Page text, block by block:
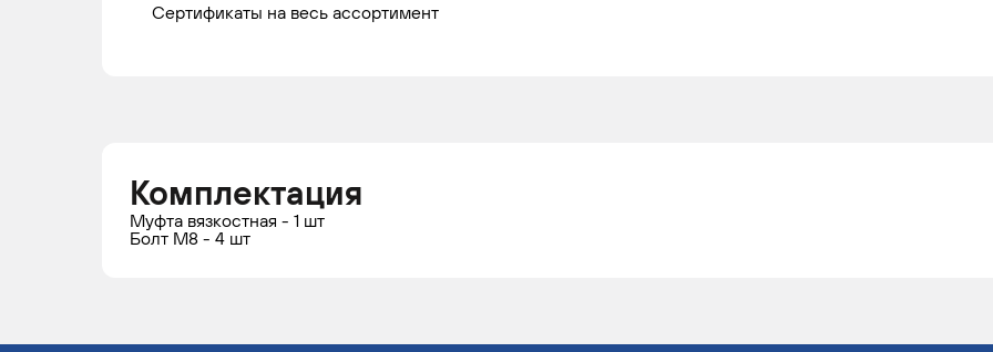
Сертификаты на весь ассортимент
Комплектация
Муфта вязкостная - 1 шт
Болт М8 - 4 шт